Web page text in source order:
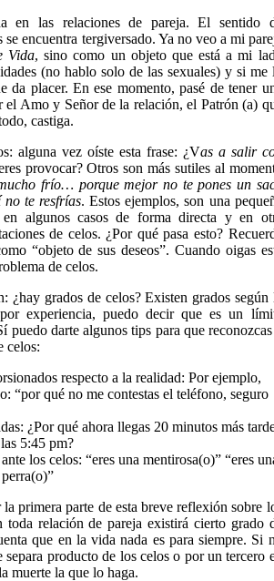
en las relaciones de pareja. El sentido
se encuentra tergiversado. Ya no veo a mi
Vida, sino como un objeto que está a mi
(no hablo solo de las sexuales) y si me
da placer. En ese momento, pasé de tener
el Amo y Señor de la relación, el Patrón (a)
castiga.
alguna vez oíste esta frase: ¿Vas a salir
provocar? Otros son más sutiles al
frío… porque mejor no te pones un
te resfrías. Estos ejemplos, son una
en algunos casos de forma directa y en
de celos. ¿Por qué pasa esto?
“objeto de sus deseos”. Cuando oigas
de celos.
¿hay grados de celos? Existen grados según
experiencia, puedo decir que es un
puedo darte algunos tips para que
celos:
respecto a la realidad: Por ejemplo,
“por qué no me contestas el teléfono, seguro
¿Por qué ahora llegas 20 minutos más
5:45 pm?
los celos: “eres una mentirosa(o)” “eres
primera parte de esta breve reflexión sobre
toda relación de pareja existirá cierto grado
que en la vida nada es para siempre. Si
separa producto de los celos o por un tercero
muerte la que lo haga.